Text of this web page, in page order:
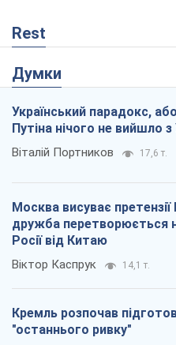
Rest
Думки
Український парадокс,
Путіна нічого не вийшло
Віталій Портников 17,6 т.
Москва висуває претензії
дружба перетворюється
Росії від Китаю
Віктор Каспрук 14,1 т.
Кремль розпочав
"останнього ривку"